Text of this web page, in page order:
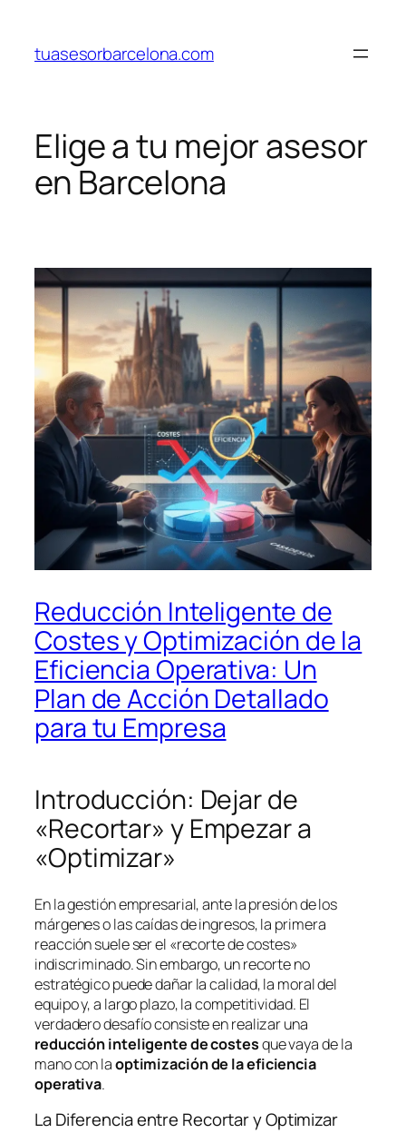
contenido
tuasesorbarcelona.com
Elige a tu mejor asesor
en Barcelona
Reducción Inteligente de
Costes y Optimización de la
Eficiencia Operativa: Un
Plan de Acción Detallado
para tu Empresa
Introducción: Dejar de
«Recortar» y Empezar a
«Optimizar»
En la gestión empresarial, ante la presión de los
márgenes o las caídas de ingresos, la primera
reacción suele ser el «recorte de costes»
indiscriminado. Sin embargo, un recorte no
estratégico puede dañar la calidad, la moral del
equipo y, a largo plazo, la competitividad. El
verdadero desafío consiste en realizar una
reducción inteligente de costesque vaya de la
mano con laoptimización de la eficiencia
operativa.
La Diferencia entre Recortar y Optimizar